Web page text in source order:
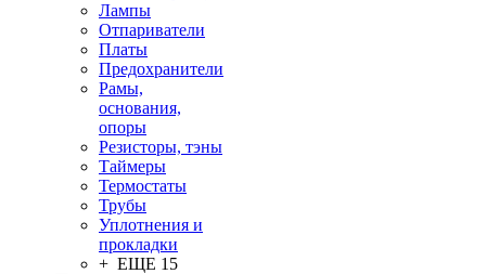
Лампы
Отпариватели
Платы
Предохранители
Рамы,
основания,
опоры
Резисторы, тэны
Таймеры
Термостаты
Трубы
Уплотнения и
прокладки
+ ЕЩЕ 15